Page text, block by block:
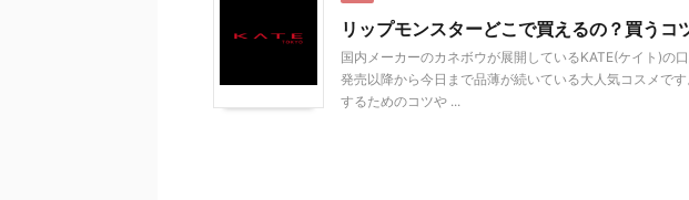
リップモンスターどこで買えるの？買うコ
国内メーカーのカネボウが展開しているKATE(ケイト)の
発売以降から今日まで品薄が続いている大人気コスメで
するためのコツや ...